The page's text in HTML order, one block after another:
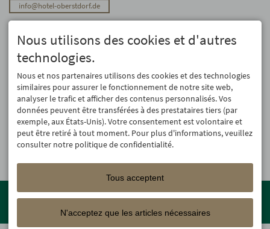
info@hotel-oberstdorf.de
We will not forward your email address. And we don’t like spam, either. We
promise! You can unsubscribe at any time.
Registre
family holiday programme!
Nous utilisons des cookies et d'autres
technologies.
Nous et nos partenaires utilisons des cookies et des technologies
similaires pour assurer le fonctionnement de notre site web,
analyser le trafic et afficher des contenus personnalisés. Vos
données peuvent être transférées à des prestataires tiers (par
exemple, aux États-Unis). Votre consentement est volontaire et
peut être retiré à tout moment. Pour plus d'informations, veuillez
consulter notre politique de confidentialité.
Tous acceptent
N'acceptez que les articles nécessaires